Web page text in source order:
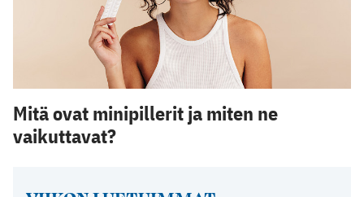
Mitä ovat minipillerit ja miten ne
vaikuttavat?